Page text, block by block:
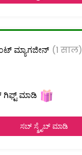
ಮ್ಯಾಗಜೀನ್ (1 साल)
ಗಿಫ್ಟ್ ಮಾಡಿ
ಸಬ್ ಸ್ಕ್ರೈಬ್ ಮಾಡಿ